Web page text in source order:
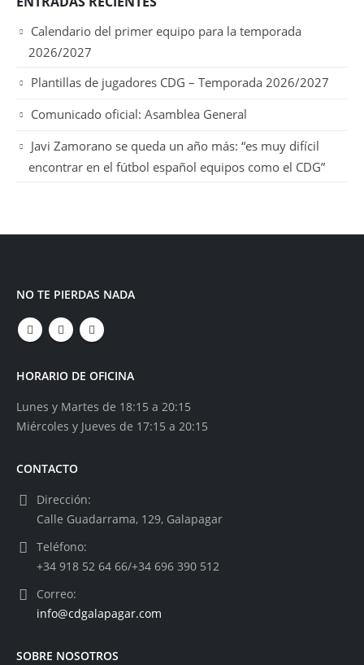
Calendario del primer equipo para la temporada
2026/2027
Plantillas de jugadores CDG – Temporada 2026/2027
Comunicado oficial: Asamblea General
Javi Zamorano se queda un año más: “es muy difícil
encontrar en el fútbol español equipos como el CDG”
NO TE PIERDAS NADA
HORARIO DE OFICINA
Lunes y Martes de 18:15 a 20:15
Miércoles y Jueves de 17:15 a 20:15
CONTACTO
Dirección:
Calle Guadarrama, 129, Galapagar
Teléfono:
+34 918 52 64 66/+34 696 390 512
Correo:
info@cdgalapagar.com
SOBRE NOSOTROS